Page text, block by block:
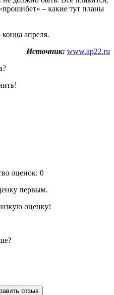
– какие тут планы
апреля.
Источник: www.ap22.ru
оценок: 0
первым.
оценку!
отзыв